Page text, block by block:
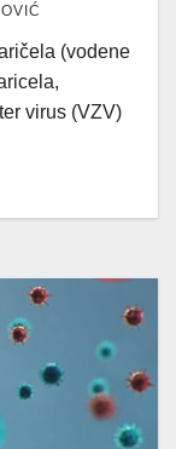
(vodene
virus (VZV)